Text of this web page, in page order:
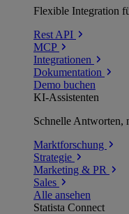
Flexible Integration
Rest API
MCP
Integrationen
Dokumentation
Demo buchen
KI-Assistenten
Schnelle Antworten,
Marktforschung
Strategie
Marketing & PR
Sales
Alle ansehen
Statista Connect